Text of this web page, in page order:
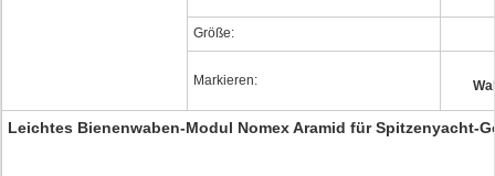
Größe:
Markieren:
Leichtes Bienenwaben-Modul Nomex Aramid für Spitzenyacht-